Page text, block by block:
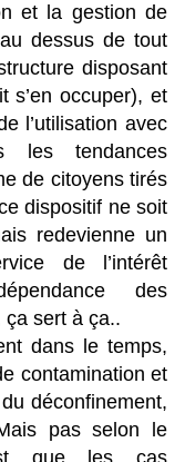
et la gestion de
dessus de tout
disposant
s’en occuper), et
l’utilisation avec
les tendances
de citoyens tirés
dispositif ne soit
redevienne un
de l’intérêt
des
sert à ça..
dans le temps,
contamination et
déconfinement,
pas selon le